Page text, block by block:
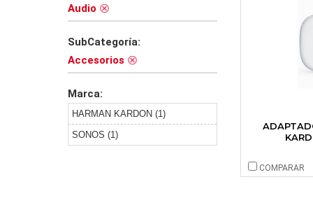
Audio
SubCategoría:
Accesorios
Marca:
HARMAN KARDON (1)
SONOS (1)
COMPARAR